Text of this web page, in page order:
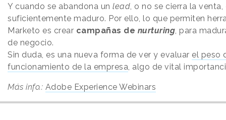
Y cuando se abandona un lead, o no se cierra la
suficientemente maduro. Por ello, lo que permiten
Marketo es crear campañas de nurturing, para
de negocio.
Sin duda, es una nueva forma de ver y evaluar el peso
funcionamiento de la empresa, algo de vital
Más info.: Adobe Experience Webinars